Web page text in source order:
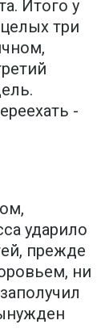
Итого у
три
-
ударило
прежде
ни